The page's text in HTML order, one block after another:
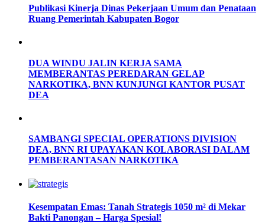
Publikasi Kinerja Dinas Pekerjaan Umum dan Penataan
Ruang Pemerintah Kabupaten Bogor
DUA WINDU JALIN KERJA SAMA
MEMBERANTAS PEREDARAN GELAP
NARKOTIKA, BNN KUNJUNGI KANTOR PUSAT
DEA
SAMBANGI SPECIAL OPERATIONS DIVISION
DEA, BNN RI UPAYAKAN KOLABORASI DALAM
PEMBERANTASAN NARKOTIKA
Kesempatan Emas: Tanah Strategis 1050 m² di Mekar
Bakti Panongan – Harga Spesial!